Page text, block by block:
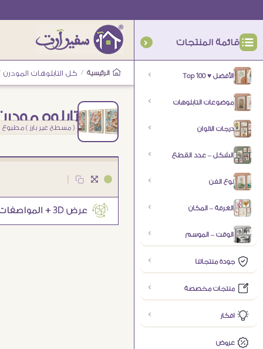
قائمة المنتجات
الأفضل ♥ Top 100
موضوعات التابلوهات
درجات الالوان
الشكل – عدد القطع
نوع الفن
الغرفة – المكان
الوقت – الموسم
جودة منتجاتنا
منتجات مخصصة
افكار
عروض
الرئيسية / كل التابلوهات المودرن
تابلوه
( مسطح غير بارز ) مطبوع